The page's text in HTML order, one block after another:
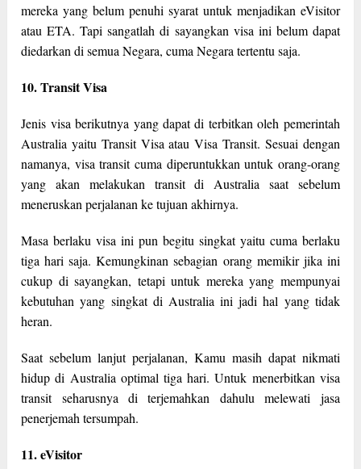
mereka yang belum penuhi syarat untuk menjadikan eVisitor
atau ETA. Tapi sangatlah di sayangkan visa ini belum dapat
diedarkan di semua Negara, cuma Negara tertentu saja.
10. Transit Visa
Jenis visa berikutnya yang dapat di terbitkan oleh pemerintah
Australia yaitu Transit Visa atau Visa Transit. Sesuai dengan
namanya, visa transit cuma diperuntukkan untuk orang-orang
yang akan melakukan transit di Australia saat sebelum
meneruskan perjalanan ke tujuan akhirnya.
Masa berlaku visa ini pun begitu singkat yaitu cuma berlaku
tiga hari saja. Kemungkinan sebagian orang memikir jika ini
cukup di sayangkan, tetapi untuk mereka yang mempunyai
kebutuhan yang singkat di Australia ini jadi hal yang tidak
heran.
Saat sebelum lanjut perjalanan, Kamu masih dapat nikmati
hidup di Australia optimal tiga hari. Untuk menerbitkan visa
transit seharusnya di terjemahkan dahulu melewati jasa
penerjemah tersumpah.
11. eVisitor